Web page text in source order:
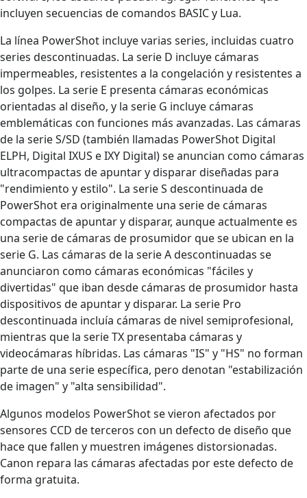
incluyen secuencias de comandos BASIC y Lua.
La línea PowerShot incluye varias series, incluidas cuatro
series descontinuadas. La serie D incluye cámaras
impermeables, resistentes a la congelación y resistentes a
los golpes. La serie E presenta cámaras económicas
orientadas al diseño, y la serie G incluye cámaras
emblemáticas con funciones más avanzadas. Las cámaras
de la serie S/SD (también llamadas PowerShot Digital
ELPH, Digital IXUS e IXY Digital) se anuncian como cámaras
ultracompactas de apuntar y disparar diseñadas para
"rendimiento y estilo". La serie S descontinuada de
PowerShot era originalmente una serie de cámaras
compactas de apuntar y disparar, aunque actualmente es
una serie de cámaras de prosumidor que se ubican en la
serie G. Las cámaras de la serie A descontinuadas se
anunciaron como cámaras económicas "fáciles y
divertidas" que iban desde cámaras de prosumidor hasta
dispositivos de apuntar y disparar. La serie Pro
descontinuada incluía cámaras de nivel semiprofesional,
mientras que la serie TX presentaba cámaras y
videocámaras híbridas. Las cámaras "IS" y "HS" no forman
parte de una serie específica, pero denotan "estabilización
de imagen" y "alta sensibilidad".
Algunos modelos PowerShot se vieron afectados por
sensores CCD de terceros con un defecto de diseño que
hace que fallen y muestren imágenes distorsionadas.
Canon repara las cámaras afectadas por este defecto de
forma gratuita.